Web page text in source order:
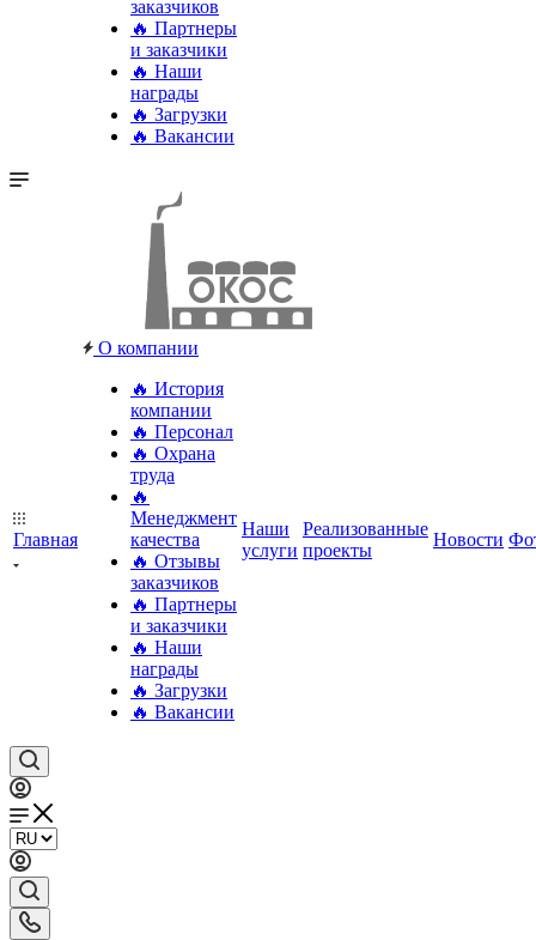
заказчиков
🔥 Партнеры
и заказчики
🔥 Наши
награды
🔥 Загрузки
🔥 Вакансии
Главная
О компании
🔥 История
компании
🔥 Персонал
🔥 Охрана
труда
🔥
Менеджмент
качества
🔥 Отзывы
заказчиков
🔥 Партнеры
и заказчики
🔥 Наши
награды
🔥 Загрузки
🔥 Вакансии
Наши
услуги
Реализованные
проекты
Новости